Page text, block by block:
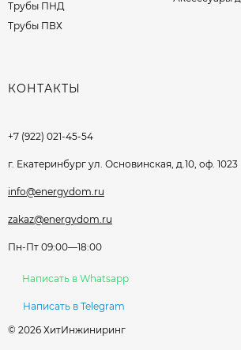
Трубы ПНД
Трубы ПВХ
КОНТАКТЫ
+7 (922) 021-45-54
г. Екатеринбург ул. Основинская, д.10, оф. 1023
info@energydom.ru
zakaz@energydom.ru
Пн-Пт 09:00—18:00
Написать в Whatsapp
Написать в Telegram
© 2026 ХитИнжиниринг